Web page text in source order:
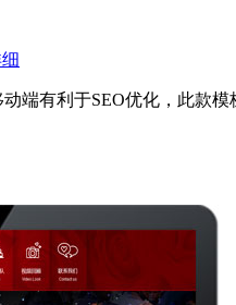
端有利于SEO优化，此款